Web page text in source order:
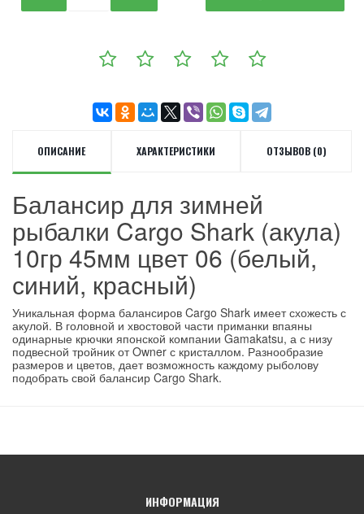
ОПИСАНИЕ ХАРАКТЕРИСТИКИ ОТЗЫВОВ (0)
Балансир для зимней
рыбалки Cargo Shark (акула)
10гр 45мм цвет 06 (белый,
синий, красный)
Уникальная форма балансиров Cargo Shark имеет схожесть с
акулой. В головной и хвостовой части приманки впаяны
одинарные крючки японской компании Gamakatsu, а с низу
подвесной тройник от Owner с кристаллом. Разнообразие
размеров и цветов, дает возможность каждому рыболову
подобрать свой балансир Cargo Shark.
ИНФОРМАЦИЯ